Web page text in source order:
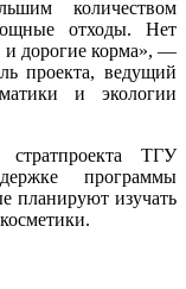
количеством
отходы. Нет
и дорогие корма», —
проекта, ведущий
и экологии
ТГУ
программы
планируют изучать